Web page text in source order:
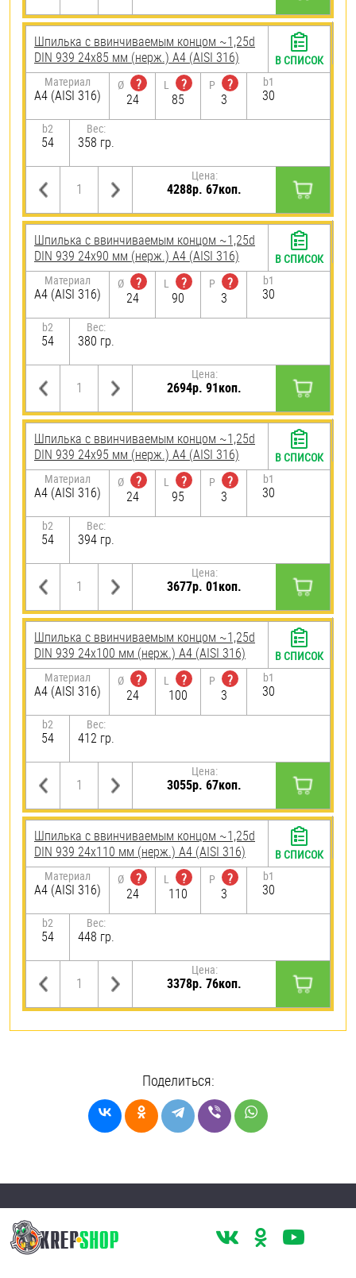
Шпилька c ввинчиваемым концом ~1,25d
DIN 939 24х85 мм (нерж.) A4 (AISI 316)
Материал
A4 (AISI 316)
Ø
?
24
L
?
85
P
?
3
b1
30
b2
54
Вес:
358 гр.
Цена:
4288р. 67коп.
В СПИСОК
Шпилька c ввинчиваемым концом ~1,25d
DIN 939 24х90 мм (нерж.) A4 (AISI 316)
Материал
A4 (AISI 316)
Ø
?
24
L
?
90
P
?
3
b1
30
b2
54
Вес:
380 гр.
Цена:
2694р. 91коп.
В СПИСОК
Шпилька c ввинчиваемым концом ~1,25d
DIN 939 24х95 мм (нерж.) A4 (AISI 316)
Материал
A4 (AISI 316)
Ø
?
24
L
?
95
P
?
3
b1
30
b2
54
Вес:
394 гр.
Цена:
3677р. 01коп.
В СПИСОК
Шпилька c ввинчиваемым концом ~1,25d
DIN 939 24х100 мм (нерж.) A4 (AISI 316)
Материал
A4 (AISI 316)
Ø
?
24
L
?
100
P
?
3
b1
30
b2
54
Вес:
412 гр.
Цена:
3055р. 67коп.
В СПИСОК
Шпилька c ввинчиваемым концом ~1,25d
DIN 939 24х110 мм (нерж.) A4 (AISI 316)
Материал
A4 (AISI 316)
Ø
?
24
L
?
110
P
?
3
b1
30
b2
54
Вес:
448 гр.
Цена:
3378р. 76коп.
В СПИСОК
Поделиться: